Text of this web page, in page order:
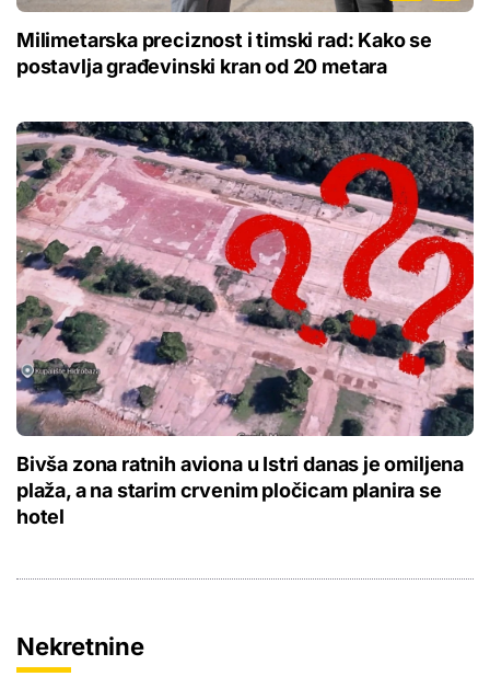
Milimetarska preciznost i timski rad: Kako se
postavlja građevinski kran od 20 metara
Bivša zona ratnih aviona u Istri danas je omiljena
plaža, a na starim crvenim pločicam planira se
hotel
Nekretnine